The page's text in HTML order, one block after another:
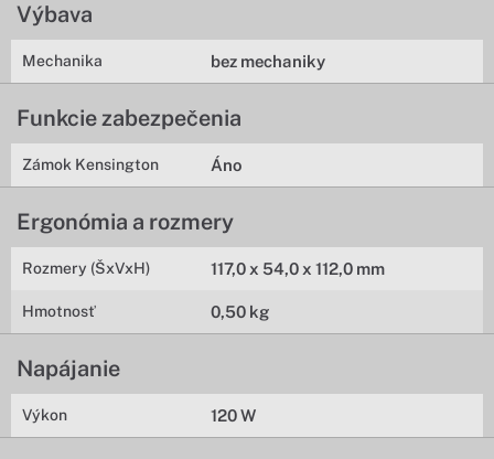
Výbava
Mechanika bez mechaniky
Funkcie zabezpečenia
Zámok Kensington Áno
Ergonómia a rozmery
Rozmery (ŠxVxH) 117,0 x 54,0 x 112,0 mm
Hmotnosť 0,50 kg
Napájanie
Výkon 120 W